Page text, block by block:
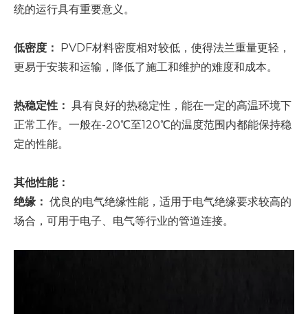
统的运行具有重要意义。
低密度： PVDF材料密度相对较低，使得法兰重量更轻，
更易于安装和运输，降低了施工和维护的难度和成本。
热稳定性： 具有良好的热稳定性，能在一定的高温环境下
正常工作。一般在-20℃至120℃的温度范围内都能保持稳
定的性能。
其他性能：
绝缘： 优良的电气绝缘性能，适用于电气绝缘要求较高的
场合，可用于电子、电气等行业的管道连接。